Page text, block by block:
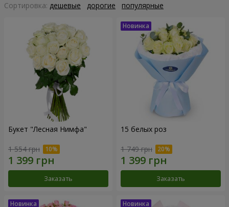
Cортировка: дешевые дорогие популярные
Букет "Лесная Нимфа"
1 554 грн
Заказать
15 белых роз
1 749 грн
Заказать